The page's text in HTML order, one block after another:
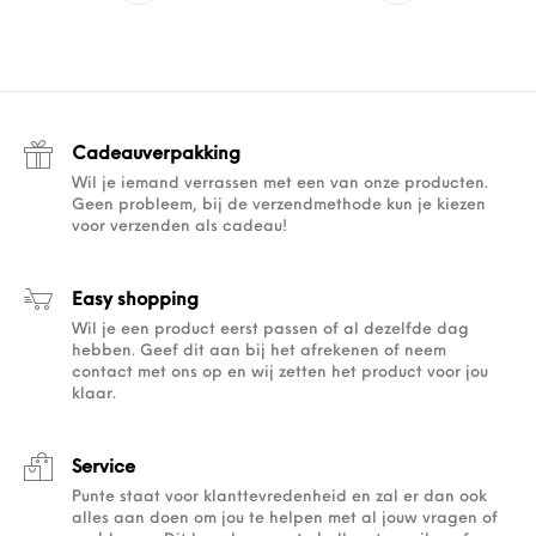
Cadeauverpakking
Wil je iemand verrassen met een van onze producten.
Geen probleem, bij de verzendmethode kun je kiezen
voor verzenden als cadeau!
Easy shopping
Wil je een product eerst passen of al dezelfde dag
hebben. Geef dit aan bij het afrekenen of neem
contact met ons op en wij zetten het product voor jou
klaar.
Service
Punte staat voor klanttevredenheid en zal er dan ook
alles aan doen om jou te helpen met al jouw vragen of